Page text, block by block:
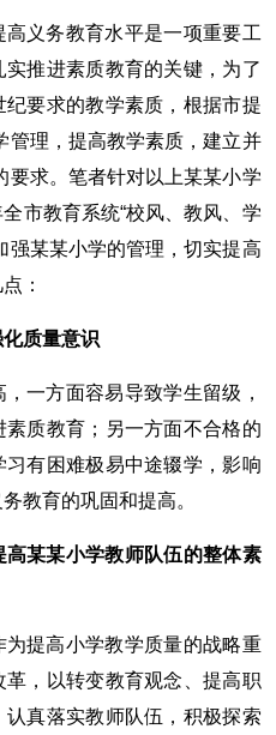
义务教育水平是一项重要工
推进素质教育的关键，为了
要求的教学素质，根据市提
管理，提高教学素质，建立并
要求。笔者针对以上某某小学
市教育系统“校风、教风、学
强某某小学的管理，切实提高
：
化质量意识
一方面容易导致学生留级，
质教育；另一方面不合格的
有困难极易中途辍学，影响
教育的巩固和提高。
高某某小学教师队伍的整体素
提高小学教学质量的战略重
，以转变教育观念、提高职
真落实教师队伍，积极探索